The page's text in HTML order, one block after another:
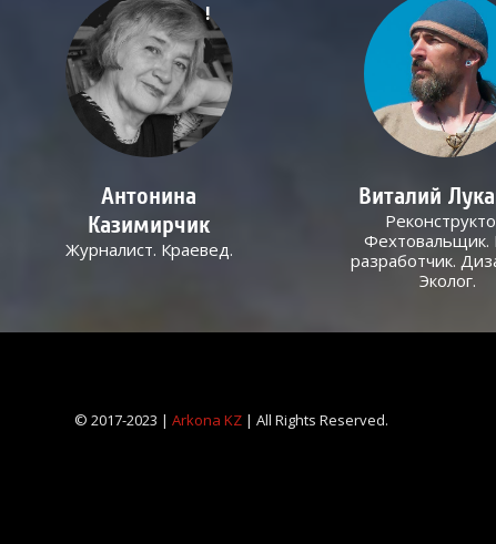
!
Антонина
Казимирчик
Журналист. Краевед.
Виталий
Фехтовальщик.
разработчик.
Эколог.
© 2017-2023 |Arkona KZ | All Rights Reserved.